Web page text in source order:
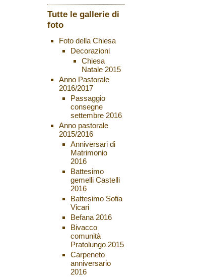
Tutte le gallerie di
foto
Foto della Chiesa
Decorazioni
Chiesa
Natale 2015
Anno Pastorale
2016/2017
Passaggio
consegne
settembre 2016
Anno pastorale
2015/2016
Anniversari di
Matrimonio
2016
Battesimo
gemelli Castelli
2016
Battesimo Sofia
Vicari
Befana 2016
Bivacco
comunità
Pratolungo 2015
Carpeneto
anniversario
2016